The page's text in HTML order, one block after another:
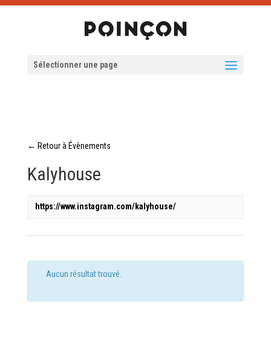
Sélectionner une page
← Retour à Évènements
Kalyhouse
https://www.instagram.com/kalyhouse/
Aucun résultat trouvé.